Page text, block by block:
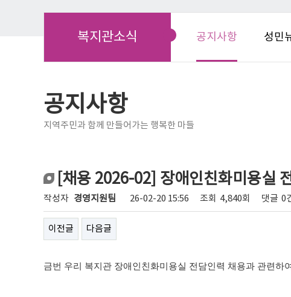
복지관소식 공지사항 성민
공지사항
지역주민과 함께 만들어가는 행복한 마들
[채용 2026-02] 장애인친화미용실
작성자 경영지원팀 26-02-20 15:56 조회 4,840회 댓글 0
이전글 다음글
금번 우리 복지관 장애인친화미용실 전담인력 채용과 관련하